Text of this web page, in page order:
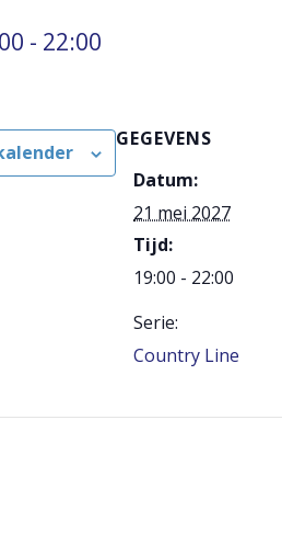
- 22:00
GEGEVENS
Datum:
21 mei 2027
Tijd:
19:00 - 22:00
Serie:
Country Line